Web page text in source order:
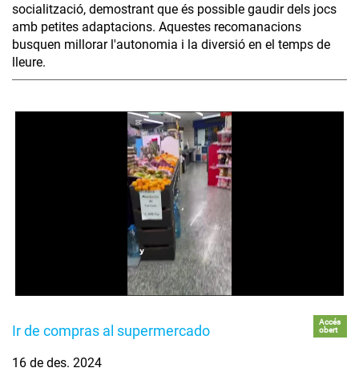
socialització, demostrant que és possible gaudir dels jocs
amb petites adaptacions. Aquestes recomanacions
busquen millorar l'autonomia i la diversió en el temps de
lleure.
Ir de compras al supermercado
Accés
obert
16 de des. 2024